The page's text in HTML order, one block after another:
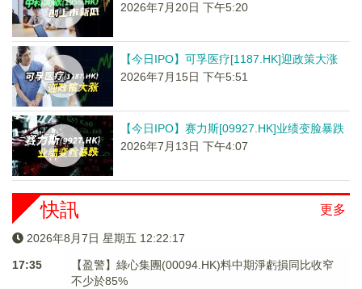
2026年7月20日 下午5:20
【今日IPO】可孚医疗[1187.HK]迎政策大涨
2026年7月15日 下午5:51
【今日IPO】赛力斯[09927.HK]业绩变脸暴跌
2026年7月13日 下午4:07
更多
快訊
2026年8月7日 星期五 12:22:18
17:35
【盈警】綠心集團(00094.HK)料中期淨虧損同比收窄
不少於85%